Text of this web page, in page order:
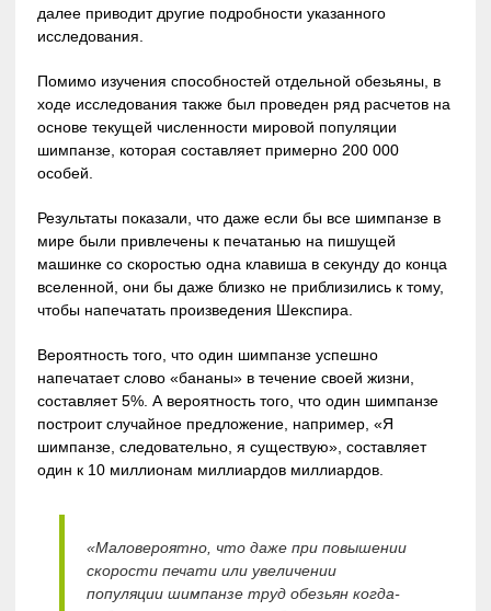
далее приводит другие подробности указанного
исследования.
Помимо изучения способностей отдельной обезьяны, в
ходе исследования также был проведен ряд расчетов на
основе текущей численности мировой популяции
шимпанзе, которая составляет примерно 200 000
особей.
Результаты показали, что даже если бы все шимпанзе в
мире были привлечены к печатанью на пишущей
машинке со скоростью одна клавиша в секунду до конца
вселенной, они бы даже близко не приблизились к тому,
чтобы напечатать произведения Шекспира.
Вероятность того, что один шимпанзе успешно
напечатает слово «бананы» в течение своей жизни,
составляет 5%. А вероятность того, что один шимпанзе
построит случайное предложение, например, «Я
шимпанзе, следовательно, я существую», составляет
один к 10 миллионам миллиардов миллиардов.
«Маловероятно, что даже при повышении
скорости печати или увеличении
популяции шимпанзе труд обезьян когда-